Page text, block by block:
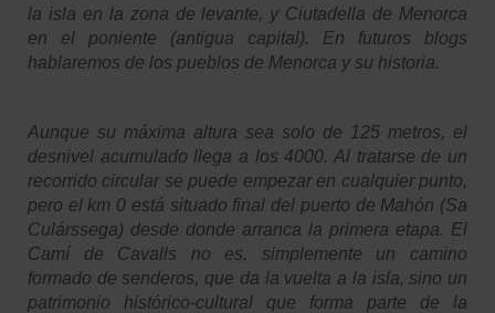
la isla en la zona de levante, y Ciutadella de Menorca
en el poniente (antigua capital). En futuros blogs
hablaremos de los pueblos de Menorca y su historia.
Aunque su máxima altura sea solo de 125 metros, el
desnivel acumulado llega a los 4000. Al tratarse de un
recorrido circular se puede empezar en cualquier punto,
pero el km 0 está situado final del puerto de Mahón (Sa
Culárssega) desde donde arranca la primera etapa. El
Camí de Cavalls no es, simplemente un camino
formado de senderos, que da la vuelta a la isla, sino un
patrimonio histórico-cultural que forma parte de la